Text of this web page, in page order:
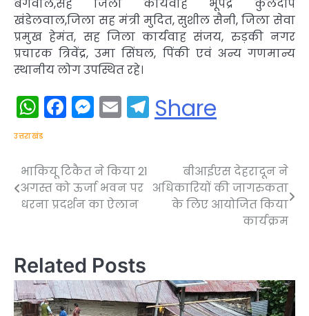
बंगवाल,सह जिला कार्यवाह भूपेंद्र कुलदीप
खंडेलवाल,जिला सह मंत्री मुदित, सुशील सैनी, जिला सेवा
प्रमुख हेमंत, सह जिला कार्यवाह संजय, रुड़की नगर
प्रचारक त्रिवेंद्र, उमा सिंघल, पिंकी एवं अन्य गणमान्य
स्थानीय लोग उपस्थित रहे।
WhatsApp
Facebook
Messenger
EmailTelegram
Share
उत्तराखंड
Post
navigation
भाकियू टिकैत ने किया 21
अगस्त को ऊर्जा भवन पर
धरना प्रदर्शन का ऐलान
बीआईएस देहरादून ने
अधिकारियों की जागरुकता
के लिए आयोजित किया
कार्यक्रम
Related Posts